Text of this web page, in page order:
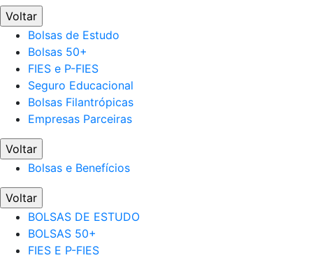
Voltar
Bolsas de Estudo
Bolsas 50+
FIES e P-FIES
Seguro Educacional
Bolsas Filantrópicas
Empresas Parceiras
Voltar
Bolsas e Benefícios
Voltar
BOLSAS DE ESTUDO
BOLSAS 50+
FIES E P-FIES